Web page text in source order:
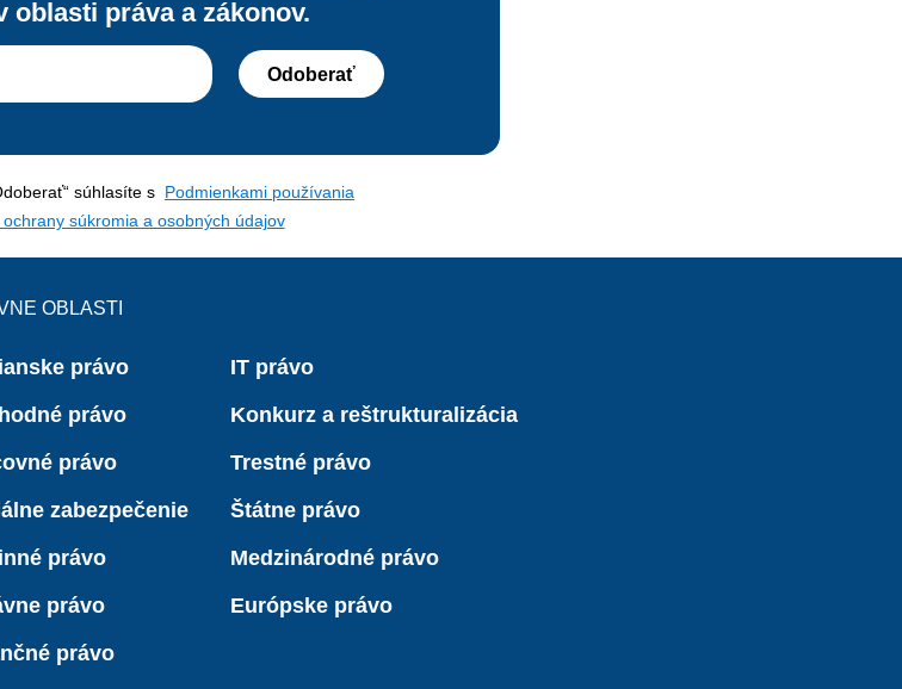
oblasti práva a zákonov.
Odoberať
súhlasíte s Podmienkami používania
ochrany súkromia a osobných údajov
OBLASTI
právo
právo
právo
zabezpečenie
právo
právo
právo
IT právo
Konkurz a reštrukturalizácia
Trestné právo
Štátne právo
Medzinárodné právo
Európske právo